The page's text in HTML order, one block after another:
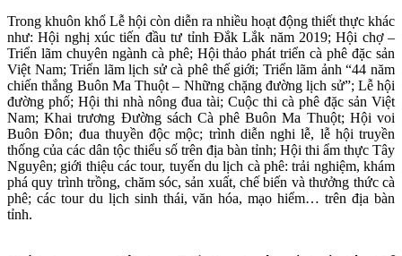
Trong khuôn khổ Lễ hội còn diễn ra nhiều hoạt động thiết thực khác
như: Hội nghị xúc tiến đầu tư tỉnh Đắk Lắk năm 2019; Hội chợ –
Triển lãm chuyên ngành cà phê; Hội thảo phát triển cà phê đặc sản
Việt Nam; Triển lãm lịch sử cà phê thế giới; Triển lãm ảnh “44 năm
chiến thắng Buôn Ma Thuột – Những chặng đường lịch sử”; Lễ hội
đường phố; Hội thi nhà nông đua tài; Cuộc thi cà phê đặc sản Việt
Nam; Khai trương Đường sách Cà phê Buôn Ma Thuột; Hội voi
Buôn Đôn; đua thuyền độc mộc; trình diễn nghi lễ, lễ hội truyền
thống của các dân tộc thiểu số trên địa bàn tỉnh; Hội thi ẩm thực Tây
Nguyên; giới thiệu các tour, tuyến du lịch cà phê: trải nghiệm, khám
phá quy trình trồng, chăm sóc, sản xuất, chế biến và thưởng thức cà
phê; các tour du lịch sinh thái, văn hóa, mạo hiểm… trên địa bàn
tỉnh.